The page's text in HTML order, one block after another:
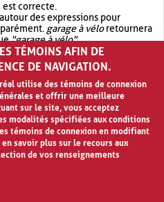
correcte.
des expressions pour
garage à véloretournera
"garage à vélo".
avec OR.garage OR vélo
résultat quegarage à vélo
TÉMOINS AFIN DE
DE NAVIGATION.
utilise des témoins de connexion
et offrir une meilleure
sur le site, vous acceptez
modalités spécifiées aux conditions
témoins de connexion en modifiant
savoir plus sur le recours aux
de vos renseignements